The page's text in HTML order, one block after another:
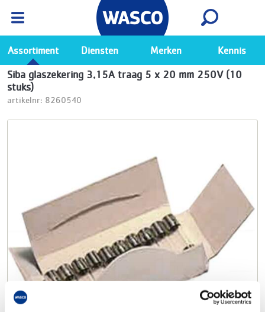
Ga naar de Wasco app
Bekijk
Assortiment Diensten Merken Kennis
Siba glaszekering 3.15A traag 5 x 20 mm 250V (10
stuks)
artikelnr: 8260540